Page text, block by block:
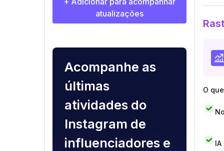
atualizações
Acompanhe as
últimas
atividades do
Instagram de
influenciadores e
O